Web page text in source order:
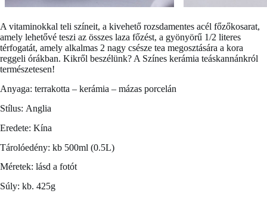
A vitaminokkal teli színeit, a kivehető rozsdamentes acél főzőkosarat,
amely lehetővé teszi az összes laza főzést, a gyönyörű 1/2 literes
térfogatát, amely alkalmas 2 nagy csésze tea megosztására a kora
reggeli órákban. Kikről beszélünk? A Színes kerámia teáskannánkról
természetesen!
Anyaga: terrakotta – kerámia – mázas porcelán
Stílus: Anglia
Eredete: Kína
Tárolóedény: kb 500ml (0.5L)
Méretek: lásd a fotót
Súly: kb. 425g